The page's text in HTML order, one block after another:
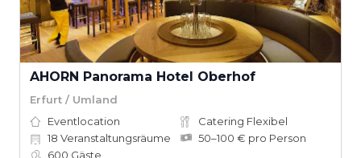
AHORN Panorama Hotel Oberhof
Erfurt / Umland
Eventlocation
Catering Flexibel
18 Veranstaltungsräume
50–100 € pro Person
600 Gäste